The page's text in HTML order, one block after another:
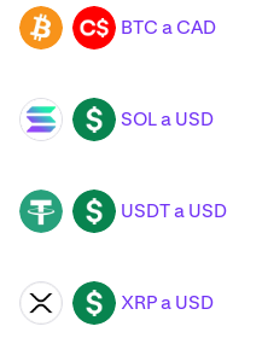
BTC CAD BTC a CAD
SOL USD SOL a USD
USDT USD USDT a USD
XRP USD XRP a USD